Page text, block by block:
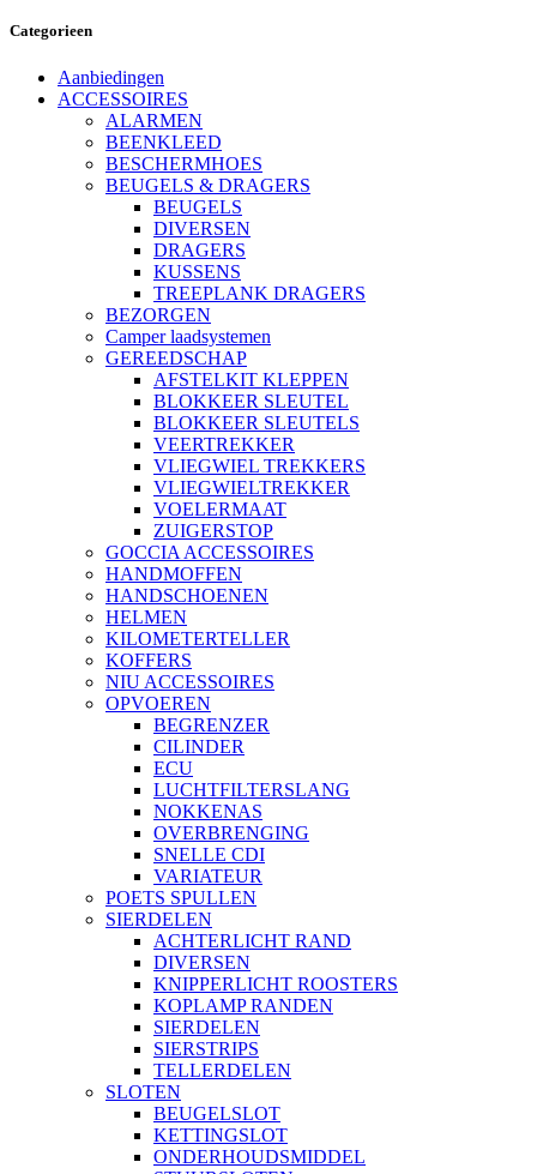
Categorieen
Aanbiedingen
ACCESSOIRES
ALARMEN
BEENKLEED
BESCHERMHOES
BEUGELS & DRAGERS
BEUGELS
DIVERSEN
DRAGERS
KUSSENS
TREEPLANK DRAGERS
BEZORGEN
Camper laadsystemen
GEREEDSCHAP
AFSTELKIT KLEPPEN
BLOKKEER SLEUTEL
BLOKKEER SLEUTELS
VEERTREKKER
VLIEGWIEL TREKKERS
VLIEGWIELTREKKER
VOELERMAAT
ZUIGERSTOP
GOCCIA ACCESSOIRES
HANDMOFFEN
HANDSCHOENEN
HELMEN
KILOMETERTELLER
KOFFERS
NIU ACCESSOIRES
OPVOEREN
BEGRENZER
CILINDER
ECU
LUCHTFILTERSLANG
NOKKENAS
OVERBRENGING
SNELLE CDI
VARIATEUR
POETS SPULLEN
SIERDELEN
ACHTERLICHT RAND
DIVERSEN
KNIPPERLICHT ROOSTERS
KOPLAMP RANDEN
SIERDELEN
SIERSTRIPS
TELLERDELEN
SLOTEN
BEUGELSLOT
KETTINGSLOT
ONDERHOUDSMIDDEL